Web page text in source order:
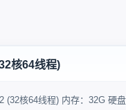
核64线程)
(32核64线程) 内存：32G 硬